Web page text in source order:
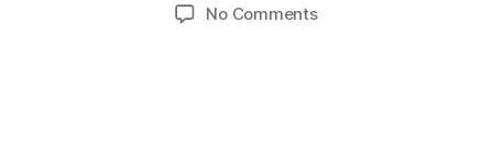
No Commentson